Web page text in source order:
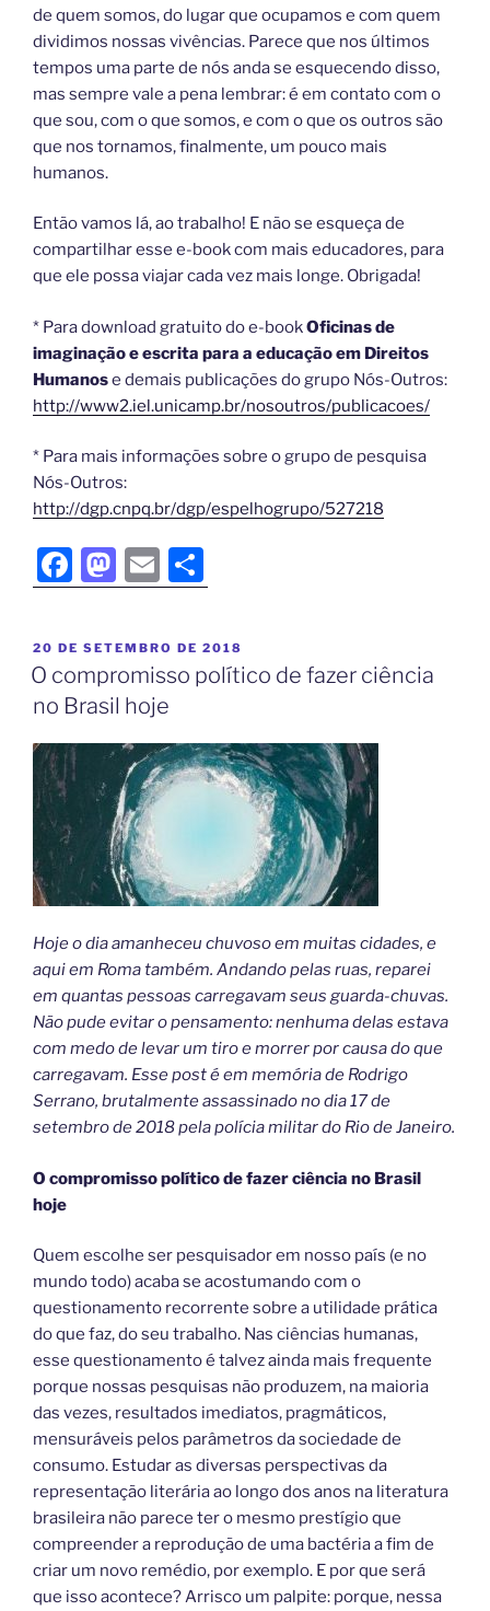
de quem somos, do lugar que ocupamos e com quem
dividimos nossas vivências. Parece que nos últimos
tempos uma parte de nós anda se esquecendo disso,
mas sempre vale a pena lembrar: é em contato com o
que sou, com o que somos, e com o que os outros são
que nos tornamos, finalmente, um pouco mais
humanos.
Então vamos lá, ao trabalho! E não se esqueça de
compartilhar esse e-book com mais educadores, para
que ele possa viajar cada vez mais longe. Obrigada!
* Para download gratuito do e-bookOficinas de
imaginação e escrita para a educação em Direitos
Humanose demais publicações do grupo Nós-Outros:
http://www2.iel.unicamp.br/nosoutros/publicacoes/
* Para mais informações sobre o grupo de pesquisa
Nós-Outros:
http://dgp.cnpq.br/dgp/espelhogrupo/527218
F
a
c
e
b
o
o
M
a
st
o
d
o
n
E
m
ai
l
h
ar
e
20 DE SETEMBRO DE 2018
O compromisso político de fazer ciência
no Brasil hoje
Hoje o dia amanheceu chuvoso em muitas cidades, e
aqui em Roma também. Andando pelas ruas, reparei
em quantas pessoas carregavam seus guarda-chuvas.
Não pude evitar o pensamento: nenhuma delas estava
com medo de levar um tiro e morrer por causa do que
carregavam. Esse post é em memória de Rodrigo
Serrano, brutalmente assassinado no dia 17 de
setembro de 2018 pela polícia militar do Rio de Janeiro.
O compromisso político de fazer ciência no Brasil
hoje
Quem escolhe ser pesquisador em nosso país (e no
mundo todo) acaba se acostumando com o
questionamento recorrente sobre a utilidade prática
do que faz, do seu trabalho. Nas ciências humanas,
esse questionamento é talvez ainda mais frequente
porque nossas pesquisas não produzem, na maioria
das vezes, resultados imediatos, pragmáticos,
mensuráveis pelos parâmetros da sociedade de
consumo. Estudar as diversas perspectivas da
representação literária ao longo dos anos na literatura
brasileira não parece ter o mesmo prestígio que
compreender a reprodução de uma bactéria a fim de
criar um novo remédio, por exemplo. E por que será
que isso acontece? Arrisco um palpite: porque, nessa